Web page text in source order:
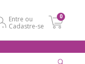
Entre ou
Cadastre-se
0